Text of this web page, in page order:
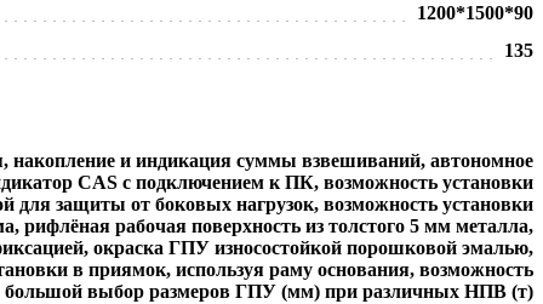
1200*1500*90
135
накопление и индикация суммы взвешиваний, автономное
CAS с подключением к ПК, возможность установки
защиты от боковых нагрузок, возможность установки
рифлёная рабочая поверхность из толстого 5 мм металла,
окраска ГПУ износостойкой порошковой эмалью,
в приямок, используя раму основания, возможность
большой выбор размеров ГПУ (мм) при различных НПВ (т)